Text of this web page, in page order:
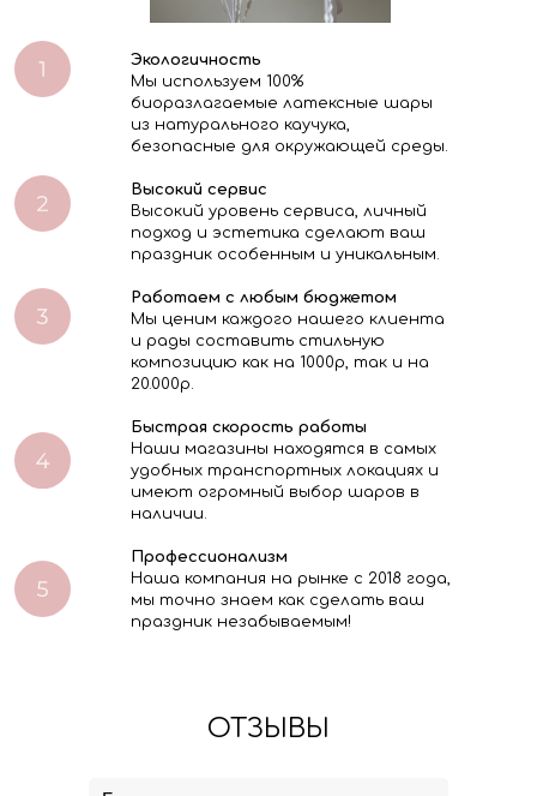
Экологичность
Мы используем 100%
биоразлагаемые латексные шары
из натурального каучука,
безопасные для окружающей среды.
Высокий сервис
Высокий уровень сервиса, личный
подход и эстетика сделают ваш
праздник особенным и уникальным.
Работаем с любым бюджетом
Мы ценим каждого нашего клиента
и рады составить стильную
композицию как на 1000р, так и на
20.000р.
Быстрая скорость работы
Наши магазины находятся в самых
удобных транспортных локациях и
имеют огромный выбор шаров в
наличии.
Профессионализм
Наша компания на рынке с 2018 года,
мы точно знаем как сделать ваш
праздник незабываемым!
ОТЗЫВЫ